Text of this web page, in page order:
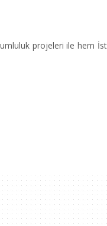
projeleri ile hem